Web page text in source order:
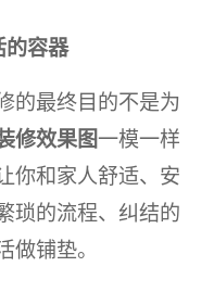
的容器
的最终目的不是为
修效果图一模一样
你和家人舒适、安
琐的流程、纠结的
做铺垫。